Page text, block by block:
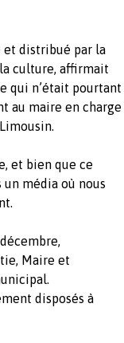
et distribué par la
culture, affirmait
qui n’était pourtant
au maire en charge
et bien que ce
un média où nous
Maire et
disposés à